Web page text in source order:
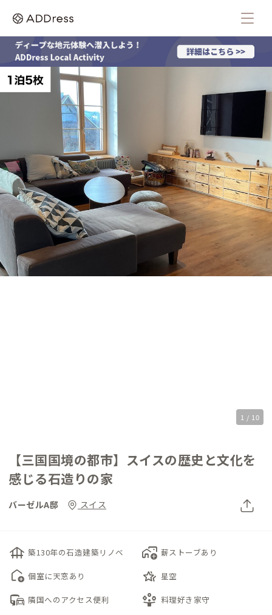
1 / 10
【三国国境の都市】スイスの歴史と文化を
感じる石造りの家
バーゼルA邸 スイス
foundation 築130年の石造建築リノベ add_home_work 薪ストーブあり
add_home 個室に天窓あり hotel_class 星空
commute 隣国へのアクセス便利 person_play 料理好き家守